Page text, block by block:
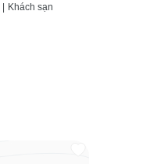
Khách sạn